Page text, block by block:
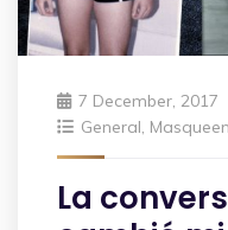
7 December, 2017
General,
La